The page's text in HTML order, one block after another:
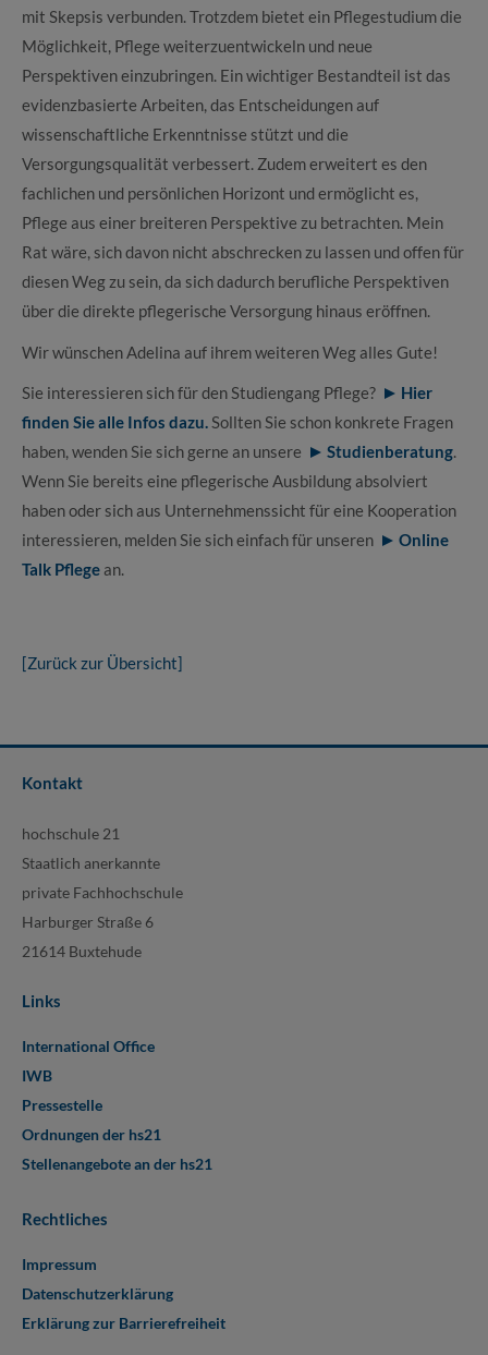
mit Skepsis verbunden. Trotzdem bietet ein Pflegestudium die
Möglichkeit, Pflege weiterzuentwickeln und neue
Perspektiven einzubringen. Ein wichtiger Bestandteil ist das
evidenzbasierte Arbeiten, das Entscheidungen auf
wissenschaftliche Erkenntnisse stützt und die
Versorgungsqualität verbessert. Zudem erweitert es den
fachlichen und persönlichen Horizont und ermöglicht es,
Pflege aus einer breiteren Perspektive zu betrachten. Mein
Rat wäre, sich davon nicht abschrecken zu lassen und offen für
diesen Weg zu sein, da sich dadurch berufliche Perspektiven
über die direkte pflegerische Versorgung hinaus eröffnen.
Wir wünschen Adelina auf ihrem weiteren Weg alles Gute!
Sie interessieren sich für den Studiengang Pflege?
Hier
finden Sie alle Infos dazu.Sollten Sie schon konkrete Fragen
haben, wenden Sie sich gerne an unsere
Studienberatung.
Wenn Sie bereits eine pflegerische Ausbildung absolviert
haben oder sich aus Unternehmenssicht für eine Kooperation
interessieren, melden Sie sich einfach für unseren
Online
Talk Pflege an.
[Zurück zur Übersicht]
Kontakt
hochschule 21
Staatlich anerkannte
private Fachhochschule
Harburger Straße 6
21614 Buxtehude
Links
International Office
IWB
Pressestelle
Ordnungen der hs21
Stellenangebote an der hs21
Rechtliches
Impressum
Datenschutzerklärung
Erklärung zur Barrierefreiheit